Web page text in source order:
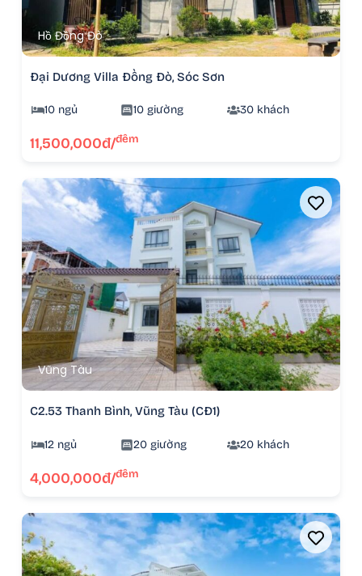
Hồ Đồng Đò
Đại Dương Villa Đồng Đò, Sóc Sơn
10 ngủ 10 giường 30 khách
11,500,000đ/đêm
Vũng Tàu
C2.53 Thanh Bình, Vũng Tàu (CĐ1)
12 ngủ 20 giường 20 khách
4,000,000đ/đêm